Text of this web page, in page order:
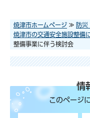
焼津市ホームページ ≫ 防災
焼津市の交通安全施設整備
整備事業に伴う検討会
情
このページ